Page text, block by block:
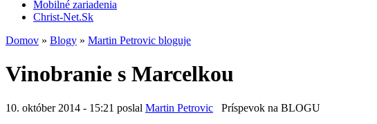
Mobilné zariadenia
Christ-Net.Sk
Domov » Blogy » Martin Petrovic bloguje
Vinobranie s Marcelkou
10. október 2014 - 15:21 poslal Martin Petrovic Príspevok na BLOGU